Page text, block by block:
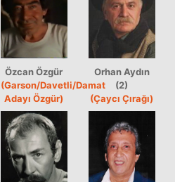
Özcan Özgür
(Garson/Davetli/Damat
Adayı Özgür)
Orhan Aydın
(2)
(Çaycı Çırağı)